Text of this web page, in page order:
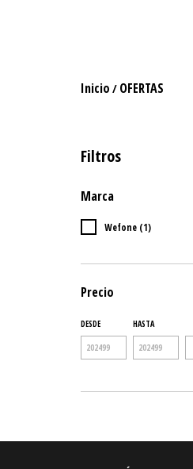
Inicio / OFERTAS
Filtros
Marca
Wefone (1)
Precio
DESDE HASTA